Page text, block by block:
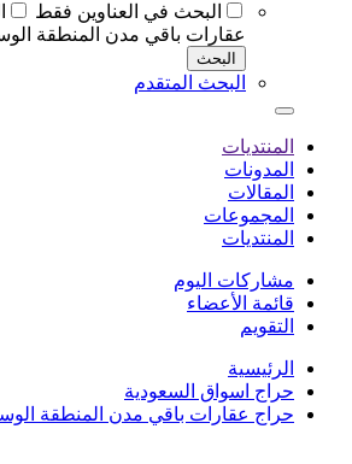
البحث في العناوين فقط
عقارات باقي مدن المنطقة
البحث
البحث المتقدم
المنتديات
المدونات
المقالات
المجموعات
المنتديات
مشاركات اليوم
قائمة الأعضاء
التقويم
الرئيسية
حراج اسواق السعودية
حراج عقارات باقي مدن المنطقة